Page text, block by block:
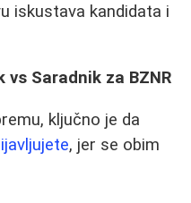
iskustava kandidata i
vs Saradnik za BZNR
ključno je da
, jer se obim